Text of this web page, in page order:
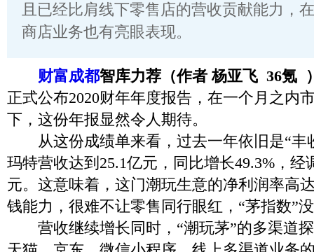
且已经比肩线下零售店的营收贡献能力，
商店业务也有亮眼表现。
财富成都智库力荐（作者杨亚飞 36氪
正式公布2020财年年度报告，在一个月之内
下，这份年报显然令人期待。
从这份成绩单来看，过去一年依旧是“丰
玛特营收达到25.1亿元，同比增长49.3%，经
元。这意味着，这门潮玩生意的净利润率高
钱能力，很难不让零售同行眼红，“茅指数”
营收继续增长同时，“潮玩茅”的多渠道